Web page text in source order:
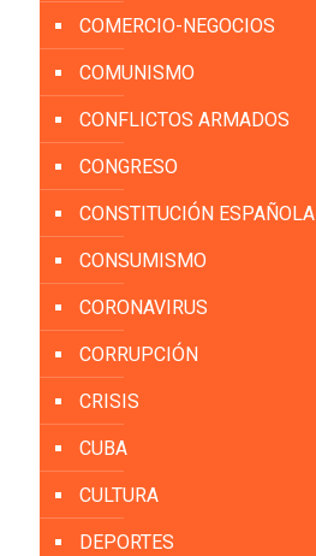
COMERCIO-NEGOCIOS
COMUNISMO
CONFLICTOS ARMADOS
CONGRESO
CONSTITUCIÓN ESPAÑOLA
CONSUMISMO
CORONAVIRUS
CORRUPCIÓN
CRISIS
CUBA
CULTURA
DEPORTES